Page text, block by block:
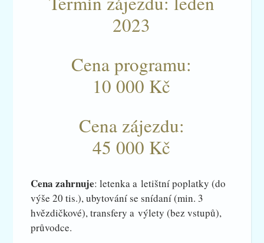
2023
Cena programu:
10 000 Kč
Cena zájezdu:
45 000 Kč
Cena zahrnuje: letenka a letištní poplatky (do
výše 20 tis.), ubytování se snídaní (min. 3
hvězdičkové), transfery a výlety (bez vstupů),
průvodce.